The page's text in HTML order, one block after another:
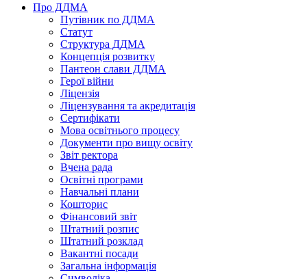
Про ДДМА
Путівник по ДДМА
Статут
Структура ДДМА
Концепція розвитку
Пантеон слави ДДМА
Герої війни
Ліцензія
Ліцензування та акредитація
Сертифікати
Мова освітнього процесу
Документи про вищу освіту
Звіт ректора
Вчена рада
Освітні програми
Навчальні плани
Кошторис
Фінансовий звіт
Штатний розпис
Штатний розклад
Вакантні посади
Загальна інформація